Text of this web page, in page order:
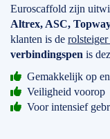
Euroscaffold zijn
Altrex, ASC,
klanten is de
verbindingspen is
Gemakkelijk op
Veiligheid voorop
Voor intensief